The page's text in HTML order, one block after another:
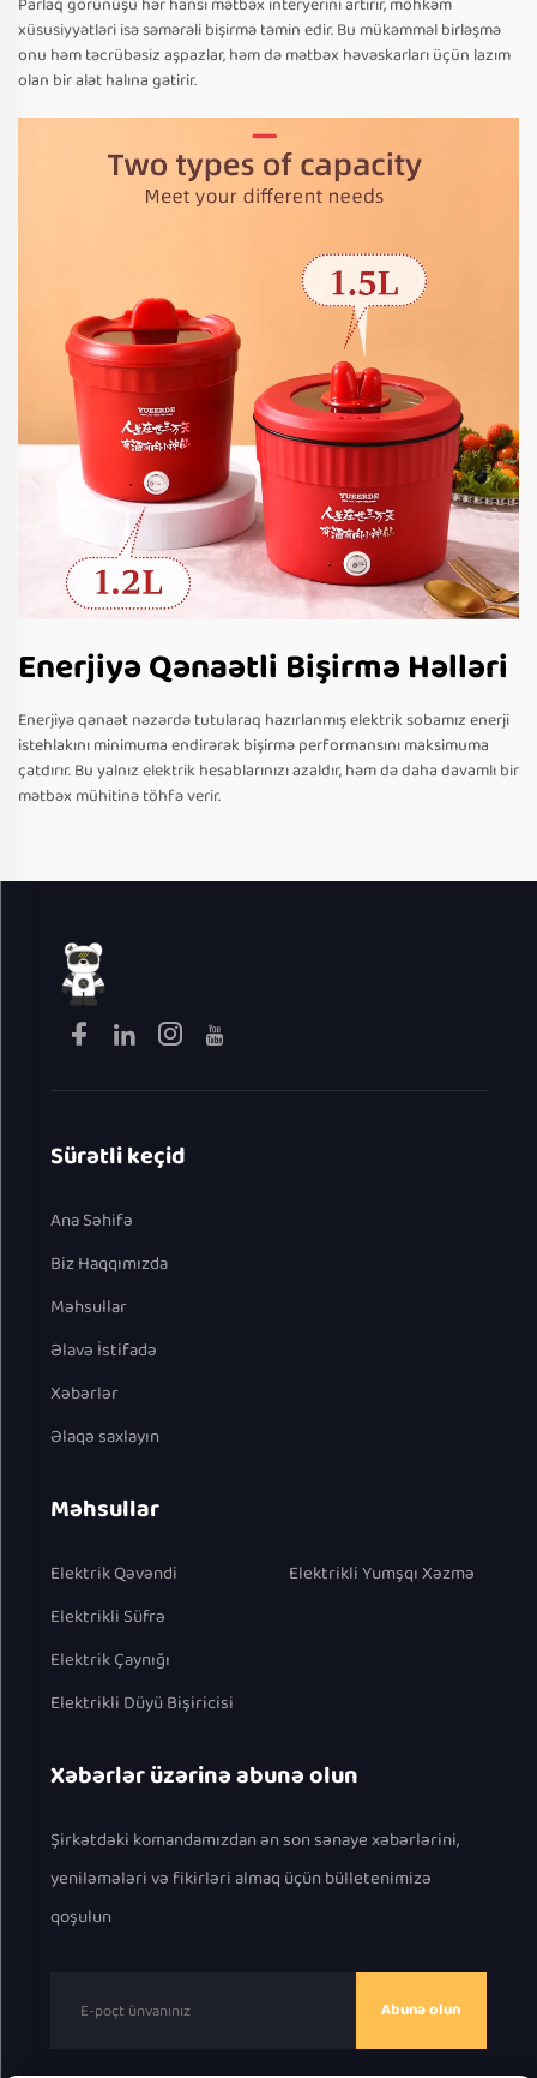
xüsusiyyətləri isə səmərəli bişirmə təmin edir. Bu mükəmməl birləşmə
onu həm təcrübəsiz aşpazlar, həm də mətbəx həvəskarları üçün lazım
olan bir alət halına gətirir.
Enerjiyə Qənaətli Bişirmə Həlləri
Enerjiyə qənaət nəzərdə tutularaq hazırlanmış elektrik sobamız enerji
istehlakını minimuma endirərək bişirmə performansını maksimuma
çatdırır. Bu yalnız elektrik hesablarınızı azaldır, həm də daha davamlı bir
mətbəx mühitinə töhfə verir.
Sürətli keçid
Ana Səhifə
Biz Haqqımızda
Məhsullar
Əlavə İstifadə
Xəbərlər
Əlaqə saxlayın
Məhsullar
Elektrik Qəvəndi
Elektrikli Süfrə
Elektrik Çaynığı
Elektrikli Düyü Bişiricisi
Elektrikli Yumşqı Xəzmə
Xəbərlər üzərinə abunə olun
Şirkətdəki komandamızdan ən son sənaye xəbərlərini,
yeniləmələri və fikirləri almaq üçün bülletenimizə
qoşulun
Abunə olun